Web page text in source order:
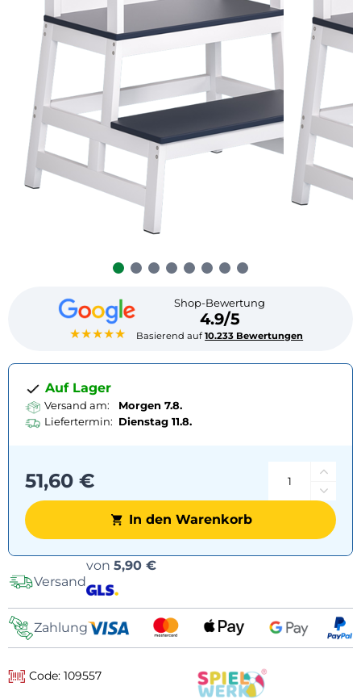
★★★★★
Shop-Bewertung
4.9/5
Basierend auf10.233 Bewertungen
Auf Lager
Versand am:
Morgen 7.8.
Liefertermin: Dienstag 11.8.
51,60 €
In den Warenkorb
Versand
von 5,90 €
Zahlung
Code: 109557